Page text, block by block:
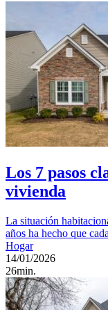
Los 7 pasos
vivienda
La situación
años ha hecho que
Hogar
14/01/2026
26min.